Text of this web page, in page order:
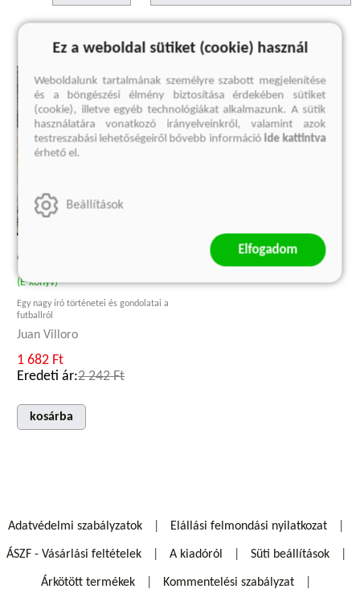
GÓLÖRÖM
(E-könyv)
Egy nagy író történetei és gondolatai a
futballról
Juan Villoro
1 682 Ft
Eredeti ár:2 242 Ft
kosárba
Adatvédelmi szabályzatok Elállási felmondási nyilatkozat
ÁSZF - Vásárlási feltételek A kiadóról Süti beállítások
Árkötött termékek Kommentelési szabályzat
Ez a weboldal sütiket (cookie) használ
Weboldalunk tartalmának személyre szabott megjelenítése
és a böngészési élmény biztosítása érdekében sütiket
(cookie), illetve egyéb technológiákat alkalmazunk. A sütik
használatára vonatkozó irányelveinkről, valamint azok
testreszabási lehetőségeiről bővebb információ ide kattintva
érhető el.
Beállítások
Elfogadom